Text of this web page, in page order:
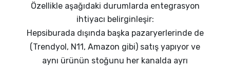
Özellikle aşağıdaki durumlarda entegrasyon
ihtiyacı belirginleşir:
Hepsiburada dışında başka pazaryerlerinde de
(Trendyol, N11, Amazon gibi) satış yapıyor ve
aynı ürünün stoğunu her kanalda ayrı